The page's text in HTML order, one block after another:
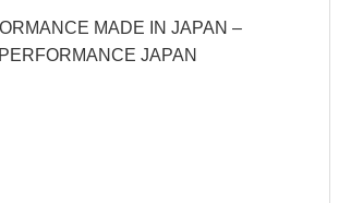
MADE IN JAPAN –
JAPAN